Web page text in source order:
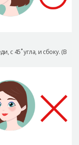
с 45˚ угла, и сбоку. (В